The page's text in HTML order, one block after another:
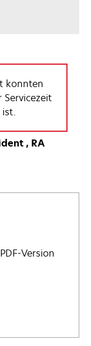
konnten
RA
Version